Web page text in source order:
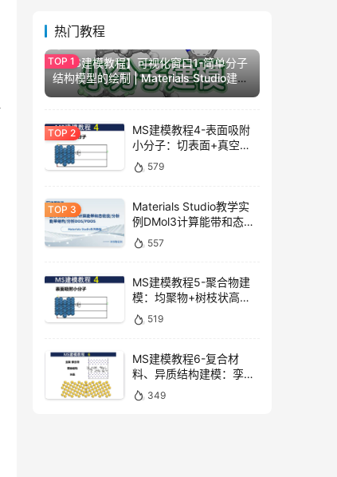
热门教程
【MS建模教程】可视化窗口1-简单分子
结构模型的绘制 | Materials Studio建模
| MS杨站长 华算科技
MS建模教程4-表面吸附
小分子：切表面+真空层
+超胞+小分子旋转移动
【Materials Studio教
579
Materials Studio教学实
例DMol3计算能带和态密
度/能带结构分析/DOS和
PDOS分析 | 华算科技-
557
MS建模教程5-聚合物建
模：均聚物+树枝状高分
子+单体 用于分子动力
学、粗粒化【Materials
华算科技
519
MS建模教程6-复合材
料、异质结构建模：孪
晶、金属-聚合物复合材料
【Materials Studio教
349